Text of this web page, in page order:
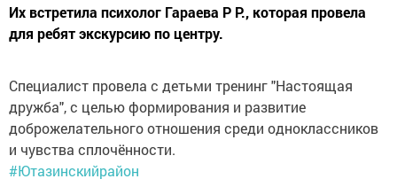
Их встретила психолог Гараева Р Р., которая провела
для ребят экскурсию по центру.
Специалист провела с детьми тренинг "Настоящая
дружба", с целью формирования и развитие
доброжелательного отношения среди одноклассников
и чувства сплочённости.
#Ютазинскийрайон